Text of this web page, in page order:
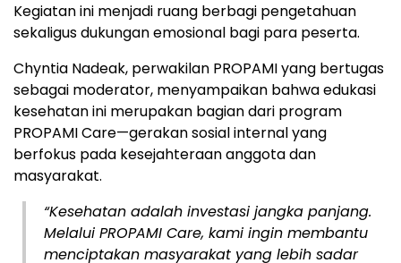
Kegiatan ini menjadi ruang berbagi pengetahuan
sekaligus dukungan emosional bagi para peserta.
Chyntia Nadeak, perwakilan PROPAMI yang bertugas
sebagai moderator, menyampaikan bahwa edukasi
kesehatan ini merupakan bagian dari program
PROPAMI Care—gerakan sosial internal yang
berfokus pada kesejahteraan anggota dan
masyarakat.
“Kesehatan adalah investasi jangka panjang.
Melalui PROPAMI Care, kami ingin membantu
menciptakan masyarakat yang lebih sadar